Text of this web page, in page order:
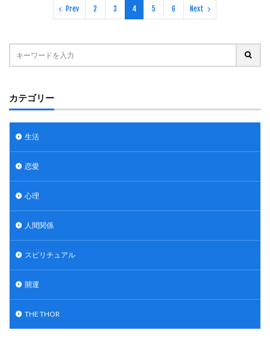
Prev 2 3 4 5 6 Next
カテゴリー
生活
恋愛
心理
人間関係
スピリチュアル
開運
THE THOR